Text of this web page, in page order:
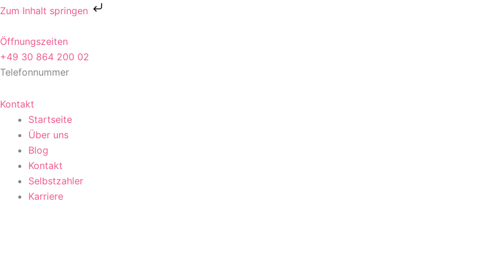
Zum Inhalt springen
Zum
springen
Öffnungszeiten
+49 30 864 200 02
Telefonnummer
Kontakt
Startseite
Über uns
Blog
Kontakt
Selbstzahler
Karriere